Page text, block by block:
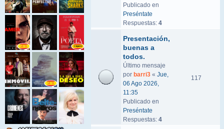
Publicado en
Preséntate
Respuestas: 4
Presentación,
buenas a
todos.
Último mensaje
por barri3 « Jue,
06 Ago 2026,
11:35
Publicado en
Preséntate
Respuestas: 4
117